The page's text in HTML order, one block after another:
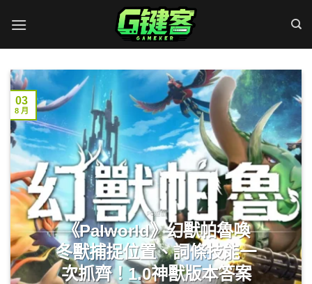
PC遊戲
《Palworld》幻獸帕魯喚
冬獸捕捉位置、詞條技能一
次抓齊！1.0神獸版本答案
03
8 月